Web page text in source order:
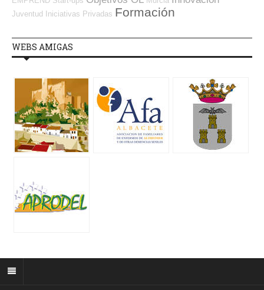
Juventud Iniciativas Privadas Formación
WEBS AMIGAS